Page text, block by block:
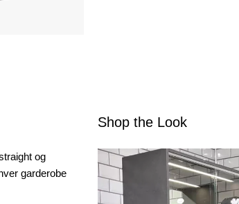
og
garderobe
Shop the Look